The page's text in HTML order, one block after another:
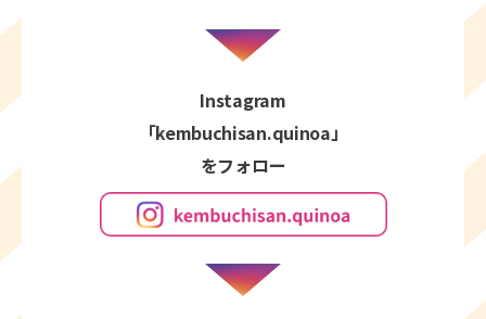
Instagram
「kembuchisan.quinoa」
をフォロー